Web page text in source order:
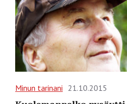
Minun tarinani 21.10.2015